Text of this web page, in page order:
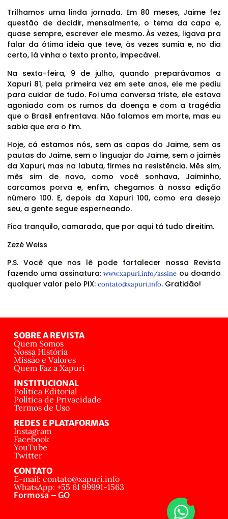
Trilhamos uma linda jornada. Em 80 meses, Jaime fez
questão de decidir, mensalmente, o tema da capa e,
quase sempre, escrever ele mesmo. Às vezes, ligava pra
falar da ótima ideia que teve, às vezes sumia e, no dia
certo, lá vinha o texto pronto, impecável.
Na sexta-feira, 9 de julho, quando preparávamos a
Xapuri 81, pela primeira vez em sete anos, ele me pediu
para cuidar de tudo. Foi uma conversa triste, ele estava
agoniado com os rumos da doença e com a tragédia
que o Brasil enfrentava. Não falamos em morte, mas eu
sabia que era o fim.
Hoje, cá estamos nós, sem as capas do Jaime, sem as
pautas do Jaime, sem o linguajar do Jaime, sem o jaimês
da Xapuri, mas na labuta, firmes na resistência. Mês sim,
mês sim de novo, como você sonhava, Jaiminho,
carcamos porva e, enfim, chegamos à nossa edição
número 100. E, depois da Xapuri 100, como era desejo
seu, a gente segue esperneando.
Fica tranquilo, camarada, que por aqui tá tudo direitim.
Zezé Weiss
P.S. Você que nos lê pode fortalecer nossa Revista
fazendo uma assinatura:www.xapuri.info/assine ou doando
qualquer valor pelo PIX: contato@xapuri.info. Gratidão!
SOBRE A REVISTA
Quem Somos
Nossa História
Missão e Valores
Quem Faz a Xapuri
INSTITUCIONAL
Política Editorial
Política de Privacidade
Termos de Uso
REDES E PLATAFORMAS
Instagram
Facebook
YouTube
Twitter
CONTATO
E-mail: contato@xapuri.info
WhatsApp: +55 61 99991-1563
Formosa – GO